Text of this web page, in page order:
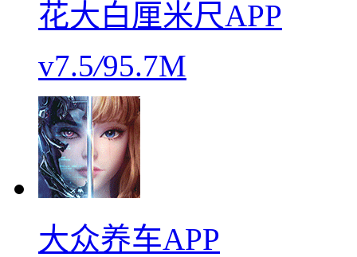
花大白厘米尺APP
v7.5/95.7M
大众养车APP